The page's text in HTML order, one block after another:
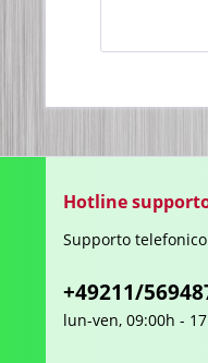
Hotline
Supporto
+49211/
lun-ven, 09:00h -